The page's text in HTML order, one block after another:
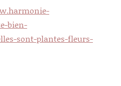
bien-
sont-plantes-fleurs-